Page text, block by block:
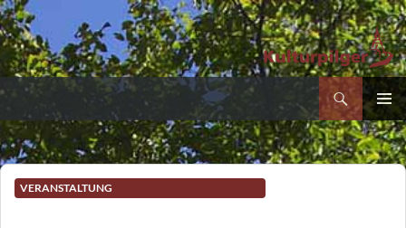
Kultur- und Pilgerverein Kleinliebenau e.V.
Suchen
MENÜ
Zum
Inhalt
springen
VERANSTALTUNG